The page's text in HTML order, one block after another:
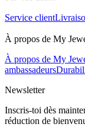
Service client
À propos de My
À propos de My
ambassadeurs
Newsletter
Inscris-toi dès
réduction de